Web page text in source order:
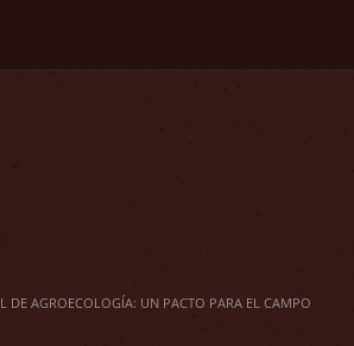
DE AGROECOLOGÍA: UN PACTO PARA EL CAMPO